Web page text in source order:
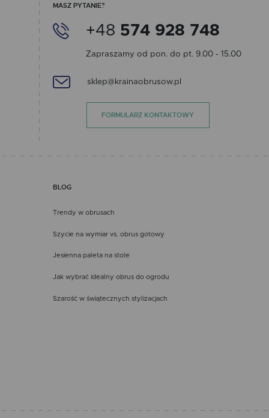
MASZ PYTANIE?
+48 574 928 748
Zapraszamy od pon. do pt. 9.00 - 15.00
sklep@krainaobrusow.pl
FORMULARZ KONTAKTOWY
BLOG
Trendy w obrusach
Szycie na wymiar vs. obrus gotowy
Jesienna paleta na stole
Jak wybrać idealny obrus do ogrodu
Szarość w świątecznych stylizacjach